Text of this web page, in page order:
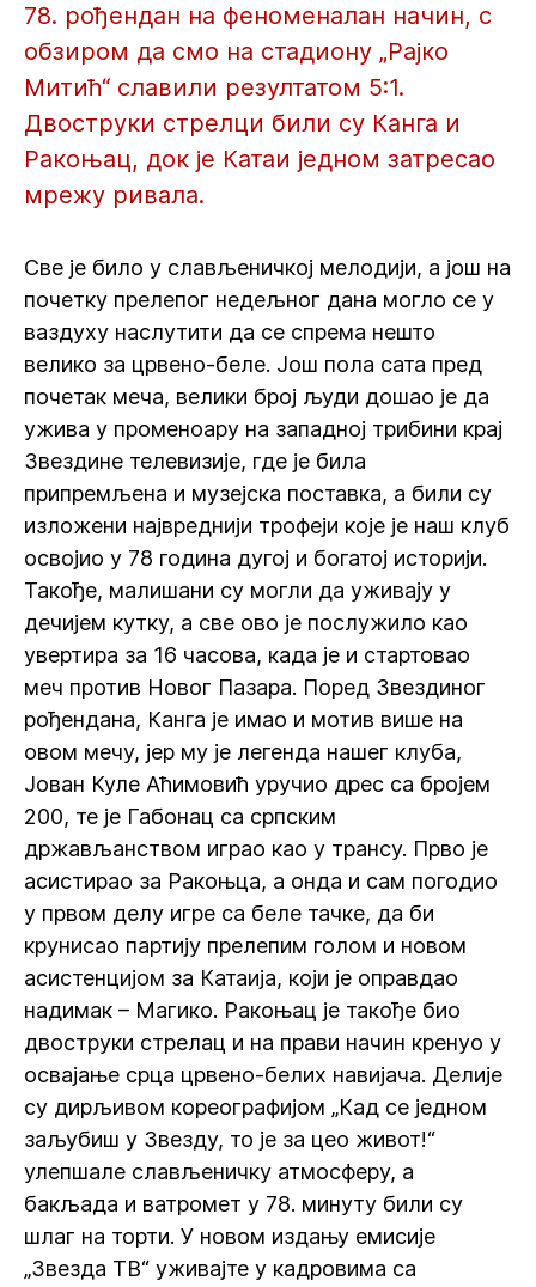
78. рођендан на феноменалан начин, с
обзиром да смо на стадиону „Рајко
Митић“ славили резултатом 5:1.
Двоструки стрелци били су Канга и
Ракоњац, док је Катаи једном затресао
мрежу ривала.
Све је било у слављеничкој мелодији, а још на
почетку прелепог недељног дана могло се у
ваздуху наслутити да се спрема нешто
велико за црвено-беле. Још пола сата пред
почетак меча, велики број људи дошао је да
ужива у променоару на западној трибини крај
Звездине телевизије, где је била
припремљена и музејска поставка, а били су
изложени највреднији трофеји које је наш клуб
освојио у 78 година дугој и богатој историји.
Такође, малишани су могли да уживају у
дечијем кутку, а све ово је послужило као
увертира за 16 часова, када је и стартовао
меч против Новог Пазара. Поред Звездиног
рођендана, Канга је имао и мотив више на
овом мечу, јер му је легенда нашег клуба,
Јован Куле Аћимовић уручио дрес са бројем
200, те је Габонац са српским
држављанством играо као у трансу. Прво је
асистирао за Ракоњца, а онда и сам погодио
у првом делу игре са беле тачке, да би
крунисао партију прелепим голом и новом
асистенцијом за Катаија, који је оправдао
надимак – Магико. Ракоњац је такође био
двоструки стрелац и на прави начин кренуо у
освајање срца црвено-белих навијача. Делије
су дирљивом кореографијом „Кад се једном
заљубиш у Звезду, то је за цео живот!“
улепшале слављеничку атмосферу, а
бакљада и ватромет у 78. минуту били су
шлаг на торти. У новом издању емисије
„Звезда ТВ“ уживајте у кадровима са